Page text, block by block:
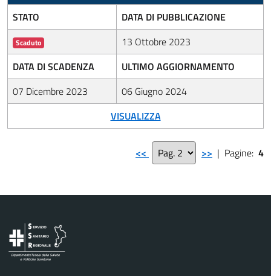
STATO
DATA DI PUBBLICAZIONE
Scaduto
13 Ottobre 2023
DATA DI SCADENZA
ULTIMO AGGIORNAMENTO
07 Dicembre 2023
06 Giugno 2024
VISUALIZZA
<< >> | Pagine: 4